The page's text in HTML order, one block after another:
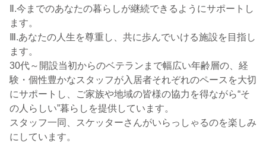
Ⅱ.今までのあなたの暮らしが継続できるようにサポートし
ます。
Ⅲ.あなたの人生を尊重し、共に歩んでいける施設を目指し
ます。
30代～開設当初からのベテランまで幅広い年齢層の、経
験・個性豊かなスタッフが入居者それぞれのペースを大切
にサポートし、ご家族や地域の皆様の協力を得ながら“そ
の人らしい”暮らしを提供しています。
スタッフ一同、スケッターさんがいらっしゃるのを楽しみ